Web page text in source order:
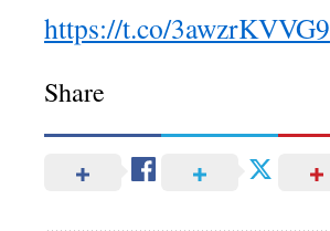
https://t.co/3awzrKVVG9
Share